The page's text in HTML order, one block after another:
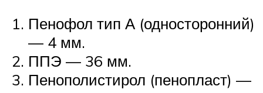
Пенофол тип А (односторонний)
— 4 мм.
ППЭ — 36 мм.
Пенополистирол (пенопласт) —